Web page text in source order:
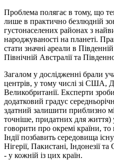
Проблема полягає в тому, що
лише в практично безлюдній
густонаселених районах з
народжуваності на планеті.
стати значні ареали в
Північній Австралії та
Загалом у дослідженні брали
центрів, у тому числі зі США,
Великобританії. Експерти
додатковий градус
здатний залишити приблизно
точніше, придатних для
говорити про окремі країни, то
Індії позбавить середовища
Нігерії, Пакистані, Індонезії
- у кожній із цих країн.